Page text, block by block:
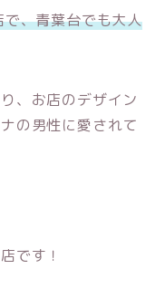
、青葉台でも大人
、お店のデザイン
の男性に愛されて
です！